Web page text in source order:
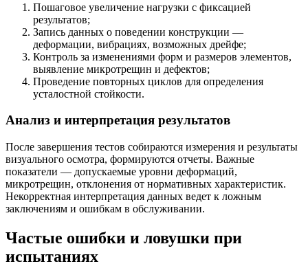
Пошаговое увеличение нагрузки с фиксацией
результатов;
Запись данных о поведении конструкции —
деформации, вибрациях, возможных дрейфе;
Контроль за изменениями форм и размеров элементов,
выявление микротрещин и дефектов;
Проведение повторных циклов для определения
усталостной стойкости.
Анализ и интерпретация результатов
После завершения тестов собираются измерения и результаты
визуального осмотра, формируются отчеты. Важные
показатели — допускаемые уровни деформаций,
микротрещин, отклонения от нормативных характеристик.
Некорректная интерпретация данных ведет к ложным
заключениям и ошибкам в обслуживании.
Частые ошибки и ловушки при
испытаниях